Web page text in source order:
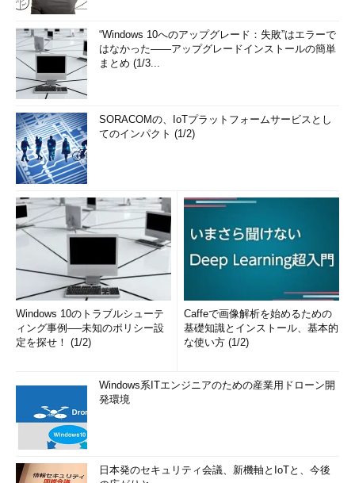
“Windows 10へのアップグレード：失敗”はエラーで
はなかった――アップグレードインストールの簡単
まとめ (1/3...
SORACOMの、IoTプラットフォームサービスとし
てのインパクト (1/2)
Windows 10のトラブルシューテ
ィング事例──未知のポリシー設
定を探せ！ (1/2)
Caffeで画像解析を始めるための
基礎知識とインストール、基本的
な使い方 (1/2)
Windows系ITエンジニアのための産業用ドローン開
発環境
日本発のセキュリティ会議、新機軸とIoTと、今後